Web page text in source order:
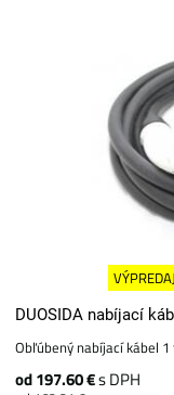
VÝPREDAJ
DUOSIDA nabíjací
Obľúbený nabíjací kábel 1
od 197.60 €s DPH